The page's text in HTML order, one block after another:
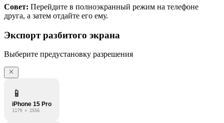
Совет: Перейдите в полноэкранный режим на телефоне
друга, а затем отдайте его ему.
Экспорт разбитого экрана
Выберите предустановку разрешения
📱
iPhone 15 Pro
1179 × 2556